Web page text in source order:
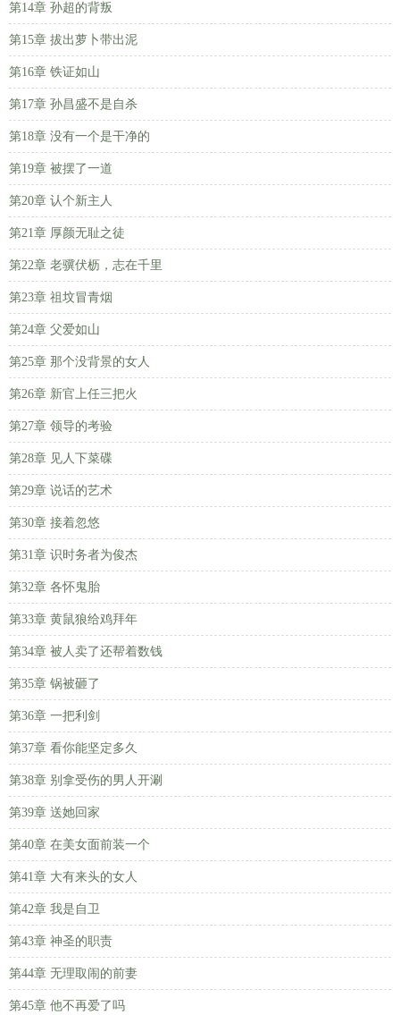
第14章 孙超的背叛
第15章 拔出萝卜带出泥
第16章 铁证如山
第17章 孙昌盛不是自杀
第18章 没有一个是干净的
第19章 被摆了一道
第20章 认个新主人
第21章 厚颜无耻之徒
第22章 老骥伏枥，志在千里
第23章 祖坟冒青烟
第24章 父爱如山
第25章 那个没背景的女人
第26章 新官上任三把火
第27章 领导的考验
第28章 见人下菜碟
第29章 说话的艺术
第30章 接着忽悠
第31章 识时务者为俊杰
第32章 各怀鬼胎
第33章 黄鼠狼给鸡拜年
第34章 被人卖了还帮着数钱
第35章 锅被砸了
第36章 一把利剑
第37章 看你能坚定多久
第38章 别拿受伤的男人开涮
第39章 送她回家
第40章 在美女面前装一个
第41章 大有来头的女人
第42章 我是自卫
第43章 神圣的职责
第44章 无理取闹的前妻
第45章 他不再爱了吗